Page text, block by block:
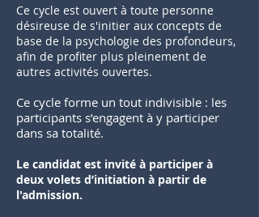
Ce cycle est ouvert à toute personne
désireuse de s'initier aux concepts de
base de la psychologie des profondeurs,
afin de profiter plus pleinement de
autres activités ouvertes.
Ce cycle forme un tout indivisible : les
participants s’engagent à y participer
dans sa totalité.
Le candidat est invité à participer à
deux volets d’initiation à partir de
l'admission.